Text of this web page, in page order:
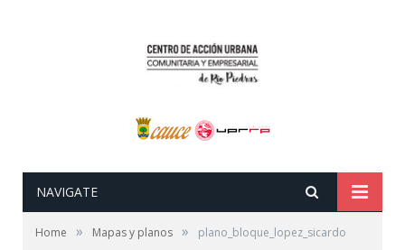
NAVIGATE
Home » Mapas y planos » plano_bloque_lopez_sicardo